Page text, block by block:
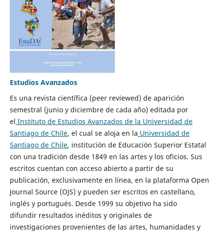
Estudios Avanzados
Es una revista científica (peer reviewed) de aparición
semestral (junio y diciembre de cada año) editada por
el Instituto de Estudios Avanzados de la Universidad de
Santiago de Chile, el cual se aloja en la Universidad de
Santiago de Chile, institución de Educación Superior Estatal
con una tradición desde 1849 en las artes y los oficios. Sus
escritos cuentan con acceso abierto a partir de su
publicación, exclusivamente en línea, en la plataforma Open
Journal Source (OJS) y pueden ser escritos en castellano,
inglés y portugués. Desde 1999 su objetivo ha sido
difundir resultados inéditos y originales de
investigaciones provenientes de las artes, humanidades y